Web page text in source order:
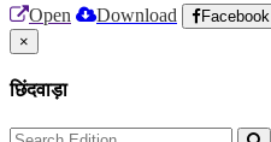
Open Download Facebook
×
छिंदवाड़ा